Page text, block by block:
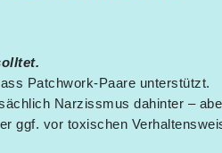
Patchwork-Paare unterstützt.
Narzissmus dahinter –
ggf. vor toxischen